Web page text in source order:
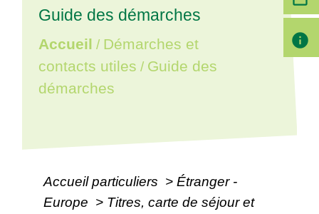
Guide des démarches
Accueil / Démarches et
contacts utiles / Guide des
démarches
Accueil particuliers > Étranger -
Europe > Titres, carte de séjour et
info